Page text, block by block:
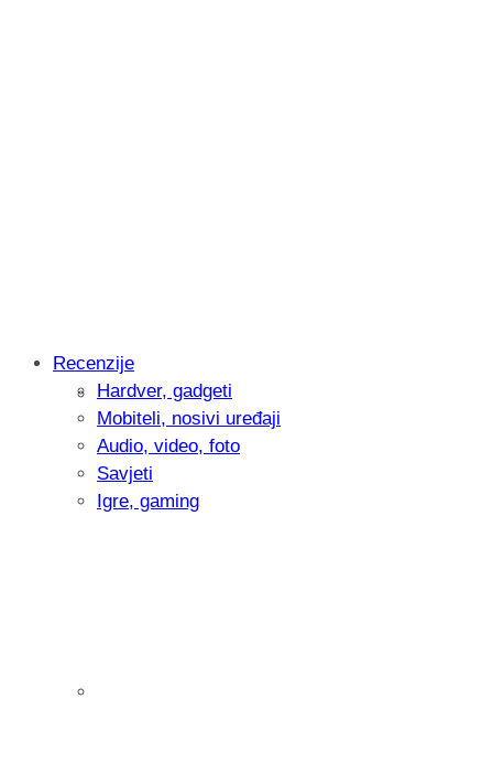
Intervju: Goran Jović, fotograf -
Recenzije
Hardver, gadgeti
Mobiteli, nosivi uređaji
Audio, video, foto
Savjeti
Igre, gaming